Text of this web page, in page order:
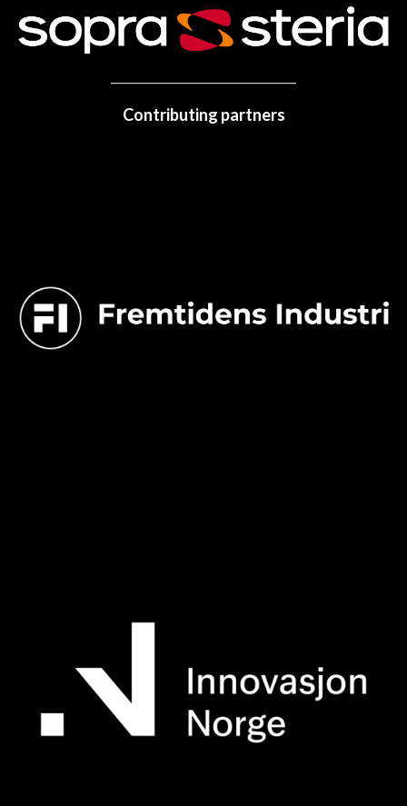
Contributing partners